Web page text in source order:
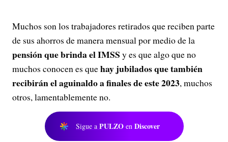
Muchos son los trabajadores retirados que reciben parte
de sus ahorros de manera mensual por medio de la
pensión que brinda el IMSS y es que algo que no
muchos conocen es quehay jubilados que también
recibirán el aguinaldo a finales de este 2023, muchos
otros, lamentablemente no.
Sigue a PULZO en Discover